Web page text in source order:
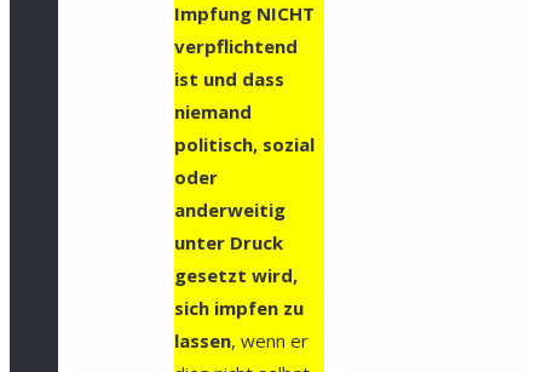
Impfung NICHT
verpflichtend
ist und dass
niemand
politisch, sozial
oder
anderweitig
unter Druck
gesetzt wird,
sich impfen zu
lassen, wenn er